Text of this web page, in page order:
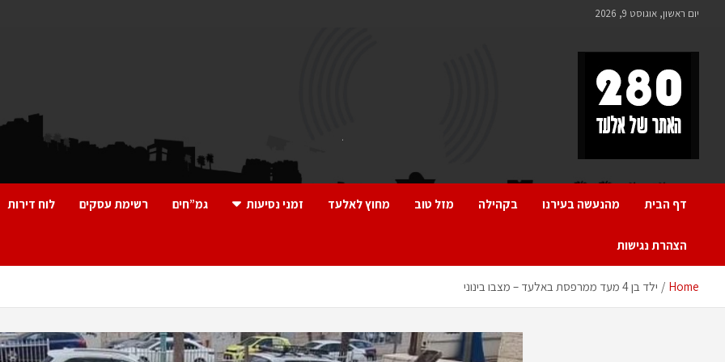
יום ראשון, אוגוסט 9, 2026
280 – חדשות אלעד
דף הבית מהנעשה בעירנו בקהילה מזל טוב מחוץ לאלעד זמני נסיעות גמ”חים רשימת עסקים לוח דירות
הצהרת נגישות
Home ילד בן 4 מעד ממרפסת באלעד – מצבו בינוני